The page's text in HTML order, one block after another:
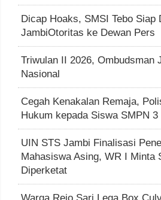
Dicap Hoaks, SMSI Tebo Siap
JambiOtoritas ke Dewan Pers
Triwulan II 2026, Ombudsman
Nasional
Cegah Kenakalan Remaja,
Hukum kepada Siswa SMPN 3
UIN STS Jambi Finalisasi
Mahasiswa Asing, WR I Minta
Diperketat